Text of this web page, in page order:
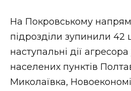
На Покровському
підрозділи зупинили 42
наступальні дії
населених пунктів
Миколаївка,